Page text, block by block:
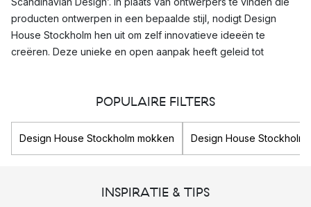
producten ontwerpen in een bepaalde stijl, nodigt Design
House Stockholm hen uit om zelf innovatieve ideeën te
creëren. Deze unieke en open aanpak heeft geleid tot
Populaire producten van Design House
Stockholm
weerspiegeld de producten in hun assortiment. Zij investeren
POPULAIRE FILTERS
Design House Stockholm mokken Design House Stockholm
INSPIRATIE & TIPS